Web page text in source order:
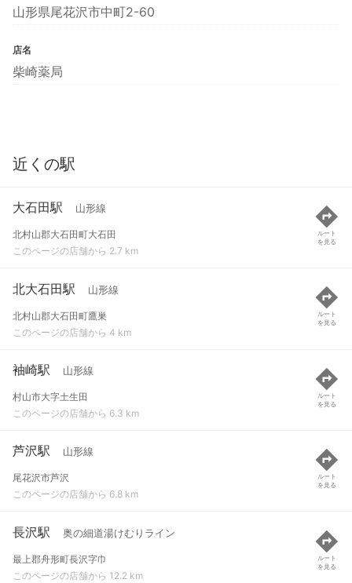
山形県尾花沢市中町2-60
店名
柴崎薬局
近くの駅
大石田駅 山形線
北村山郡大石田町大石田
このページの店舗から 2.7 km
ルート
を見る
北大石田駅 山形線
北村山郡大石田町鷹巣
このページの店舗から 4 km
ルート
を見る
袖崎駅 山形線
村山市大字土生田
このページの店舗から 6.3 km
ルート
を見る
芦沢駅 山形線
尾花沢市芦沢
このページの店舗から 6.8 km
ルート
を見る
長沢駅 奥の細道湯けむりライン
最上郡舟形町長沢字巾
このページの店舗から 12.2 km
ルート
を見る